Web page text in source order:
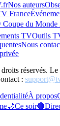
Nos auteurs
France
Coupe du Monde
TVOutils
Nous
réservés.
:
À propos
🌙Ce soir🔴